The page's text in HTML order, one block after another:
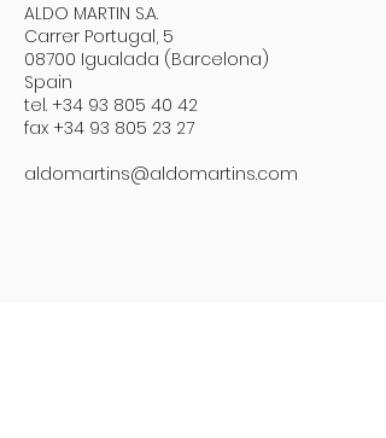
ALDO MARTIN S.A.
Carrer Portugal, 5
08700 Igualada (Barcelona)
Spain
tel. +34 93 805 40 42
fax +34 93 805 23 27
aldomartins@aldomartins.com